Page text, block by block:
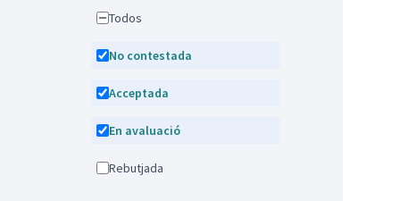
Todos
No contestada
Acceptada
En avaluació
Rebutjada